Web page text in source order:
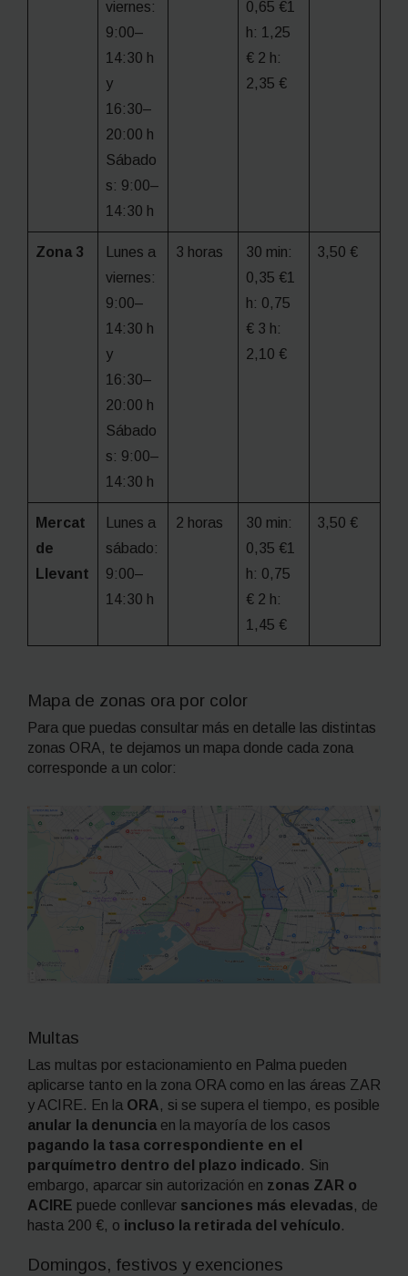
viernes:
9:00–
14:30 h
y
16:30–
20:00 h
Sábado
s: 9:00–
14:30 h
0,65 €1
h: 1,25
€ 2 h:
2,35 €
Zona 3
Lunes a
viernes:
9:00–
14:30 h
y
16:30–
20:00 h
Sábado
s: 9:00–
14:30 h
3 horas
30 min:
0,35 €1
h: 0,75
€ 3 h:
2,10 €
3,50 €
Mercat
de
Llevant
Lunes a
sábado:
9:00–
14:30 h
2 horas
30 min:
0,35 €1
h: 0,75
€ 2 h:
1,45 €
3,50 €
Mapa de zonas ora por color
Para que puedas consultar más en detalle las distintas
zonas ORA, te dejamos un mapa donde cada zona
corresponde a un color:
Multas
Las multas por estacionamiento en Palma pueden
aplicarse tanto en la zona ORA como en las áreas ZAR
y ACIRE. En la ORA, si se supera el tiempo, es posible
anular la denuncia en la mayoría de los casos
pagando la tasa correspondiente en el
parquímetro dentro del plazo indicado. Sin
embargo, aparcar sin autorización en zonas ZAR o
ACIRE puede conllevar sanciones más elevadas, de
hasta 200 €, o incluso la retirada del vehículo.
Domingos, festivos y exenciones